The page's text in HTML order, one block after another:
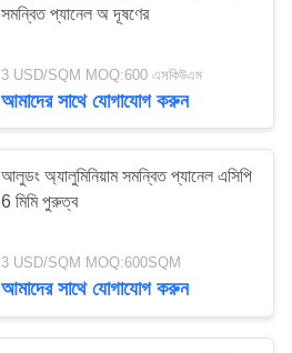
সমন্বিত প্যানেল অ দূষণের
3 USD/SQM MOQ:600 এসকিউএম
আমাদের সাথে যোগাযোগ করুন
আলুডং অ্যালুমিনিয়াম সমন্বিত প্যানেল এসিপি
6 মিমি পুরুত্ব
3 USD/SQM MOQ:600SQM
আমাদের সাথে যোগাযোগ করুন